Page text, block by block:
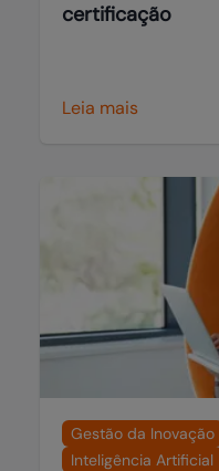
certificação
Leia mais
Gestão da Inovação
Inteligência Artificial